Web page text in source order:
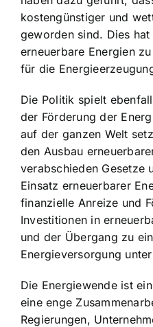
kostengünstiger und
geworden sind. Dies
erneuerbare Energien
für die
Die Politik spielt
der Förderung der
auf der ganzen Welt
den Ausbau
verabschieden Gesetze
Einsatz erneuerbarer
finanzielle Anreize und
Investitionen in
und der Übergang zu
Energieversorgung
Die Energiewende ist
eine enge
Regierungen,